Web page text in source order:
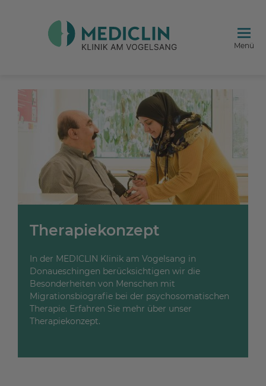
Menü
Therapiekonzept
In der MEDICLIN Klinik am Vogelsang in
Donaueschingen berücksichtigen wir die
Besonderheiten von Menschen mit
Migrationsbiografie bei der psychosomatischen
Therapie. Erfahren Sie mehr über unser
Therapiekonzept.